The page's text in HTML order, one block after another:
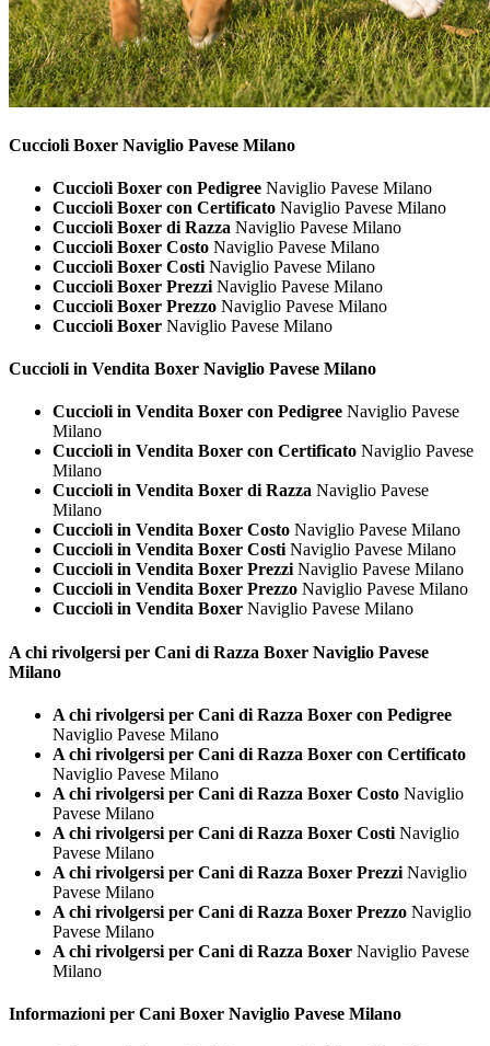
Cuccioli Boxer Naviglio Pavese Milano
Cuccioli Boxer con Pedigree Naviglio Pavese Milano
Cuccioli Boxer con Certificato Naviglio Pavese Milano
Cuccioli Boxer di Razza Naviglio Pavese Milano
Cuccioli Boxer Costo Naviglio Pavese Milano
Cuccioli Boxer Costi Naviglio Pavese Milano
Cuccioli Boxer Prezzi Naviglio Pavese Milano
Cuccioli Boxer Prezzo Naviglio Pavese Milano
Cuccioli Boxer Naviglio Pavese Milano
Cuccioli in Vendita Boxer Naviglio Pavese Milano
Cuccioli in Vendita Boxer con Pedigree Naviglio Pavese
Milano
Cuccioli in Vendita Boxer con Certificato Naviglio Pavese
Milano
Cuccioli in Vendita Boxer di Razza Naviglio Pavese
Milano
Cuccioli in Vendita Boxer Costo Naviglio Pavese Milano
Cuccioli in Vendita Boxer Costi Naviglio Pavese Milano
Cuccioli in Vendita Boxer Prezzi Naviglio Pavese Milano
Cuccioli in Vendita Boxer Prezzo Naviglio Pavese Milano
Cuccioli in Vendita Boxer Naviglio Pavese Milano
A chi rivolgersi per Cani di Razza Boxer Naviglio Pavese
Milano
A chi rivolgersi per Cani di Razza Boxer con Pedigree
Naviglio Pavese Milano
A chi rivolgersi per Cani di Razza Boxer con Certificato
Naviglio Pavese Milano
A chi rivolgersi per Cani di Razza Boxer Costo Naviglio
Pavese Milano
A chi rivolgersi per Cani di Razza Boxer Costi Naviglio
Pavese Milano
A chi rivolgersi per Cani di Razza Boxer Prezzi Naviglio
Pavese Milano
A chi rivolgersi per Cani di Razza Boxer Prezzo Naviglio
Pavese Milano
A chi rivolgersi per Cani di Razza Boxer Naviglio Pavese
Milano
Informazioni per Cani Boxer Naviglio Pavese Milano